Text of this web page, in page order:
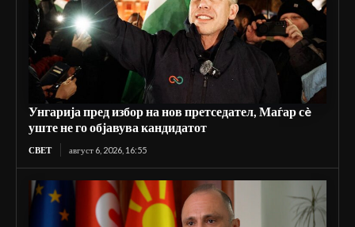
Унгарија пред избор на нов претседател, Маѓар сè
уште не го објавува кандидатот
СВЕТ август 6, 2026, 16:55